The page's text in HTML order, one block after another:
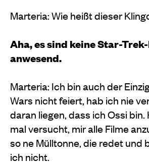
Marteria: Wie heißt dieser
Aha, es sind keine Star-
anwesend.
Marteria: Ich bin auch der
Wars nicht feiert, hab ich nie
daran liegen, dass ich Ossi bin.
mal versucht, mir alle Filme
so ne Mülltonne, die redet und
ich nicht.